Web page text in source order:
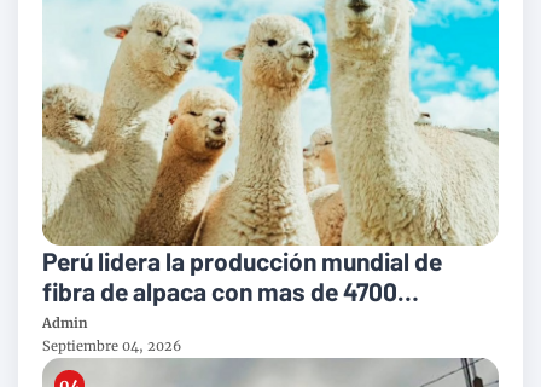
Perú lidera la producción mundial de
fibra de alpaca con mas de 4700
toneladas al año
Admin
Septiembre 04, 2026